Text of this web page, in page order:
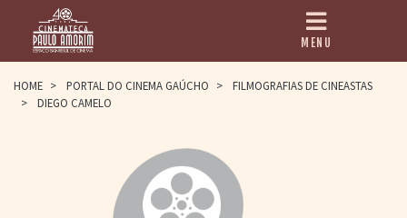
HOME
PAULO AMORIM
> HOMENAGEADOS
> EQUIPE
MENU
HOME > PORTAL DO CINEMA GAÚCHO >
FILMOGRAFIAS DE CINEASTAS
>
DIEGO CAMELO